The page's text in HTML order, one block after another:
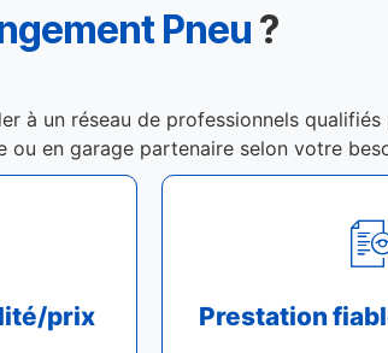
Pneu ?
à un réseau de professionnels qualifiés
en garage partenaire selon votre
prix Prestation